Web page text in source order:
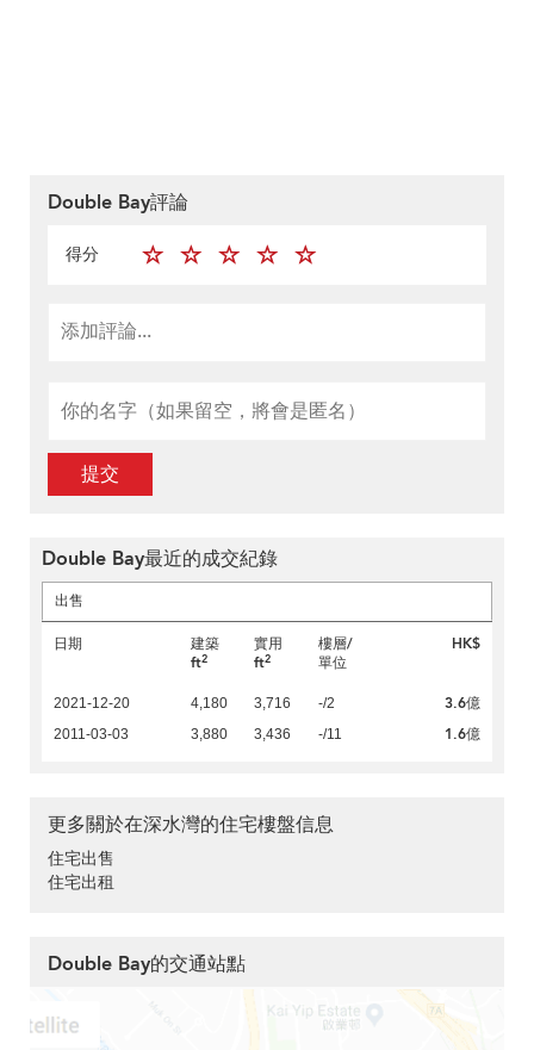
Double Bay評論
得分
提交
Double Bay最近的成交紀錄
出售
日期
建築
ft2
實用
ft2
樓層/
單位
HK$
2021-12-20 4,180 3,716 -/2 3.6億
2011-03-03 3,880 3,436 -/11 1.6億
更多關於在深水灣的住宅樓盤信息
住宅出售
住宅出租
Double Bay的交通站點